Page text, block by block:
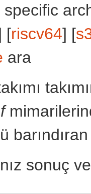
[riscv64] [
ara
sonuç